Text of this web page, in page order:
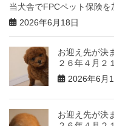
当犬舎でFPCペット保険
2026年6月18日
お迎え先が
２６年４月
2026年6月
お迎え先が